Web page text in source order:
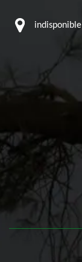
indisponible